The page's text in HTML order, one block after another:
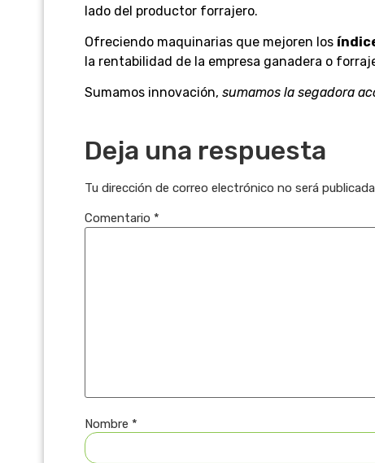
lado del productor forrajero.
Ofreciendo maquinarias que mejoren los
la rentabilidad de la empresa ganadera o
Sumamos innovación, sumamos la segadora
Deja una respuesta
Tu dirección de correo electrónico no será
Comentario *
Nombre *